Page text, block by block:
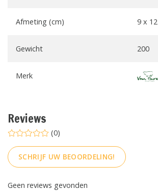
Afmeting (cm) 9 x
Gewicht 200
Merk
Reviews
(0)
SCHRIJF UW BEOORDELING!
Geen reviews gevonden